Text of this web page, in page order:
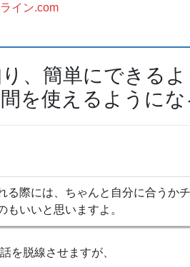
イン.com
、簡単にできる
を使えるようにな
る際には、ちゃんと自分に合うか
もいいと思いますよ。
を脱線させますが、